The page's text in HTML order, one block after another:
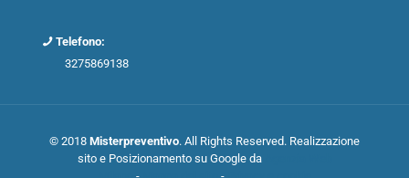
Telefono:
3275869138
© 2018 Misterpreventivo. All Rights Reserved. Realizzazione
sito e Posizionamento su Google da